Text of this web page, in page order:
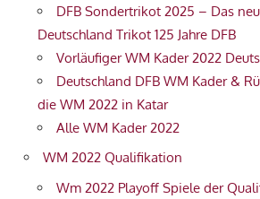
DFB Sondertrikot 2025 – Das
Deutschland Trikot 125 Jahre DFB
Vorläufiger WM Kader 2022
Deutschland DFB WM Kader &
die WM 2022 in Katar
Alle WM Kader 2022
WM 2022 Qualifikation
Wm 2022 Playoff Spiele der